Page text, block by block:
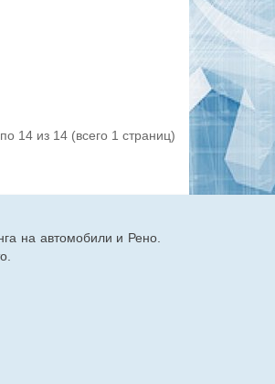
14 из 14 (всего 1 страниц)
на автомобили и Рено.